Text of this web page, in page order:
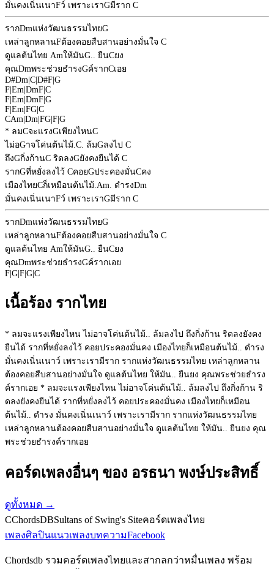
มั่นคงเนิ่นเนาFว์ เพราะเราGมีราก C
รากDmแห่งวัฒนธรรมไทยG
เหล่าลูกหลานFต้องคอยสืบสานอย่างมั่นใจ C
ดูแลต้นไทย Amให้มันG.. ยืนCยง
คุณDmพระช่วยธำรงGค์รากCเอย
D#Dm C D#F G
F Em DmF C
F Em DmF G
F Em FG C
CAm Dm FG F G
* ลมCจะแรงGเพียงไหนC
ไม่อGาจโค่นต้นไม้.C. ล้มGลงไป C
ถึงGกิ่งก้านC ริดลงGยังคงยืนได้ C
รากGที่หยั่งลงไว้ CคอยGประคองมั่นCคง
เมืองไทยCก็เหมือนต้นไม้.Am. ดำรงDm
มั่นคงเนิ่นเนาFว์ เพราะเราGมีราก C
รากDmแห่งวัฒนธรรมไทยG
เหล่าลูกหลานFต้องคอยสืบสานอย่างมั่นใจ C
ดูแลต้นไทย Amให้มันG.. ยืนCยง
คุณDmพระช่วยธำรงGค์รากเอย
F G F G C
เนื้อร้อง รากไทย
* ลมจะแรงเพียงไหน ไม่อาจโค่นต้นไม้.. ล้มลงไป ถึงกิ่งก้าน ริดลงยังคง
ยืนได้ รากที่หยั่งลงไว้ คอยประคองมั่นคง เมืองไทยก็เหมือนต้นไม้.. ดำรง
มั่นคงเนิ่นเนาว์ เพราะเรามีราก รากแห่งวัฒนธรรมไทย เหล่าลูกหลาน
ต้องคอยสืบสานอย่างมั่นใจ ดูแลต้นไทย ให้มัน.. ยืนยง คุณพระช่วยธำรง
ค์รากเอย * ลมจะแรงเพียงไหน ไม่อาจโค่นต้นไม้.. ล้มลงไป ถึงกิ่งก้าน ริ
ดลงยังคงยืนได้ รากที่หยั่งลงไว้ คอยประคองมั่นคง เมืองไทยก็เหมือน
ต้นไม้.. ดำรง มั่นคงเนิ่นเนาว์ เพราะเรามีราก รากแห่งวัฒนธรรมไทย
เหล่าลูกหลานต้องคอยสืบสานอย่างมั่นใจ ดูแลต้นไทย ให้มัน.. ยืนยง คุณ
พระช่วยธำรงค์รากเอย
คอร์ดเพลงอื่นๆ ของ อรธนา พงษ์ประสิทธิ์
ดูทั้งหมด →
CChordsDBSultans of Swing's Siteคอร์ดเพลงไทย
เพลงศิลปินแนวเพลงบทความFacebook
Chordsdb รวมคอร์ดเพลงไทยและสากลกว่าหมื่นเพลง พร้อม